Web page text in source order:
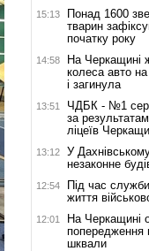
15:13
Понад 1600
тварин
початку року
14:58
На Черкащині
колеса авто
і загинула
13:51
ЧДБК - №1
за
ліцеїв
13:12
У
незаконне
12:54
Під час
життя
12:01
На Черкащині
попередження
шквали